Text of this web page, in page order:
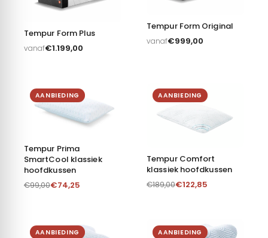
Tempur Form Plus
vanaf€1.199,00
Tempur Form Original
vanaf€999,00
AANBIEDING
Tempur Prima
SmartCool klassiek
hoofdkussen
€99,00€74,25
AANBIEDING
Tempur Comfort
klassiek hoofdkussen
€189,00€122,85
AANBIEDING AANBIEDING